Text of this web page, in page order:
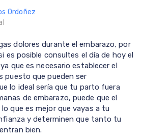
Ordoñez
dolores durante el embarazo, por
es posible consultes el día de hoy el
que es necesario establecer el
puesto que pueden ser
lo ideal sería que tu parto fuera
de embarazo, puede que el
que es mejor que vayas a tu
y determinen que tanto tu
bien.